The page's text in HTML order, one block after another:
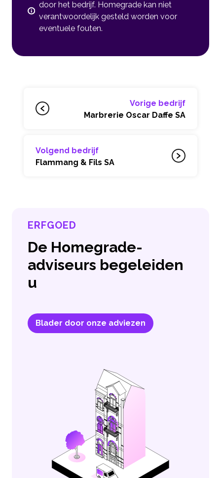
door het bedrijf. Homegrade kan niet
verantwoordelijk gesteld worden voor
eventuele fouten.
Vorige bedrijf
Marbrerie Oscar Daffe SA
Volgend bedrijf
Flammang & Fils SA
ERFGOED
De Homegrade-
adviseurs begeleiden
u
Blader door onze adviezen